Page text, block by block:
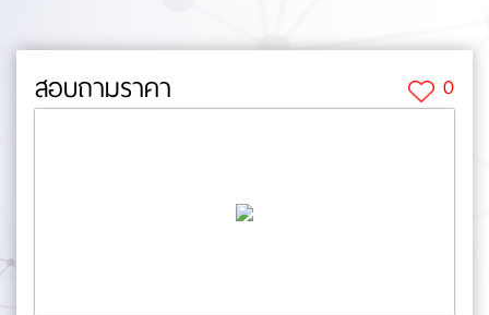
สอบถามราคา 0